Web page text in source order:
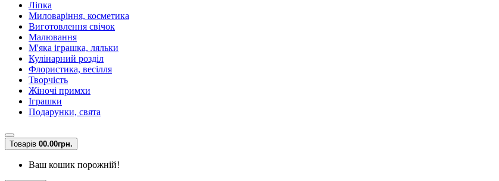
Ліпка
Миловаріння, косметика
Виготовлення свічок
Малювання
М'яка іграшка, ляльки
Кулінарний розділ
Флористика, весілля
Творчість
Жіночі примхи
Іграшки
Подарунки, свята
Товарів 00.00грн.
Ваш кошик порожній!